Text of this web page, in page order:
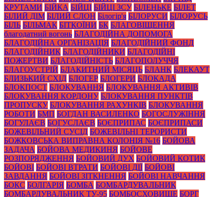
КРУТАМИ БІЙКА БІЙЦІ БІЙЦІ ЗСУ БІЛЕНЬКЕ БІЛЕТ
БІЛИЙ ДІМ БІЛИЙ СЛОН Білогір'я БІЛОРУСИ БІЛОРУСЬ
БІЛЬ БІЛЬМАК БІТКОЇНИ БК БЛАГОВІЩЕННЯ
благодатний вогонь БЛАГОДІЙНА ДОПОМОГА
БЛАГОДІЙНА ОРГАНІЗАЦІЯ БЛАГОДІЙНИЙ ФОНД
БЛАГОДІЙНИК БЛАГОДІЙНИКИ БЛАГОДІЙНІ
ПОЖЕРТВИ БЛАГОДІЙНІСТЬ БЛАГОПОЛУЧЧЯ
БЛАГОУСТРІЙ БЛАКИТНИЙ МІСЯЦЬ БЛАНК БЛЕКАУТ
БЛИЗЬКИЙ СХІД БЛОГЕР БЛОГЕРИ БЛОКАДА
БЛОКПОСТ БЛОКУВАННЯ БЛОКУВАННЯ АКТИВІВ
БЛОКУВАННЯ КОРДОНУ БЛОКУВАННЯ ПУНКТІВ
ПРОПУСКУ БЛОКУВАННЯ РАХУНКІВ БЛОКУВАННЯ
РОБОТИ БМП БОГДАН ВАСИЛЕНКО БОГОСЛУЖІННЯ
БОГУЛАЄВ БОГУСЛАЄВ БОЄПРИПАС БОЄПРИПАСИ
БОЖЕВІЛЬНИЙ СУСІД БОЖЕВІЛЬНІ ТЕРОРИСТИ
БОЖКОВСЬКА ВИПРАВНА КОЛОНІЯ №16 БОЙОВА
ЗАДАЧА БОЙОВА МЕДИКИНЯ БОЙОВЕ
РОЗПОРЯДЖЕННЯ БОЙОВИЙ ДУХ БОЙОВИЙ КОТИК
БОЙОВІ БОЙОВІ ВТРАТИ БОЙОВІ ДІЇ БОЙОВІ
ЗАВДАННЯ БОЙОВІ ЗІТКНЕННЯ БОЙОВІ НАВЧАННЯ
БОКС БОЛГАРІЯ БОМБА БОМБАРДУВАЛЬНИК
БОМБАРДУВАЛЬНИК ТУ-95 БОМБОСХОВИЩЕ БОРГ